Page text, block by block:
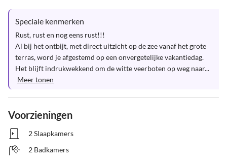
Speciale kenmerken
Rust, rust en nog eens rust!!!
Al bij het ontbijt, met direct uitzicht op de zee vanaf het grote
terras, word je afgestemd op een onvergetelijke vakantiedag.
Het blijft indrukwekkend om de witte veerboten op weg naar...
Meer tonen
Voorzieningen
2 Slaapkamers
2 Badkamers